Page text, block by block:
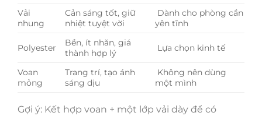
Vải
nhung
Cản sáng tốt, giữ
nhiệt tuyệt vời
Dành cho phòng cần
yên tĩnh
Polyester
Bền, ít nhăn, giá
thành hợp lý
Lựa chọn kinh tế
Voan
mỏng
Trang trí, tạo ánh
sáng dịu
Không nên dùng
một mình
Gợi ý: Kết hợp voan + một lớp vải dày để có